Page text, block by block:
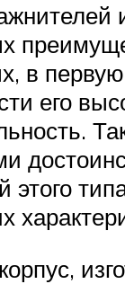
в
его
этого